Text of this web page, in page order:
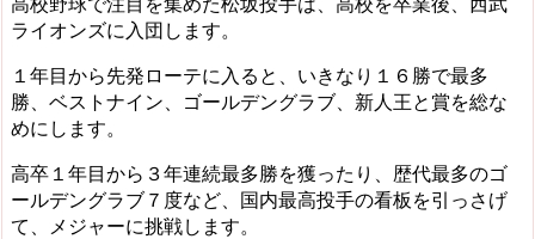
ライオンズに入団します。
１年目から先発ローテに入ると、いきなり１６勝で最多
勝、ベストナイン、ゴールデングラブ、新人王と賞を総な
めにします。
高卒１年目から３年連続最多勝を獲ったり、歴代最多のゴ
ールデングラブ７度など、国内最高投手の看板を引っさげ
て、メジャーに挑戦します。